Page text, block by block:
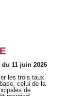
11 juin 2026
les trois taux
celui de la
de